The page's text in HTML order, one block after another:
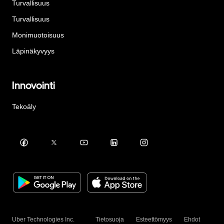
Turvallisuus
Turvallisuus
Monimuotoisuus
Läpinäkyvyys
Innovointi
Tekoäly
Uber Technologies Inc. Tietosuoja Esteettömyys Ehdot